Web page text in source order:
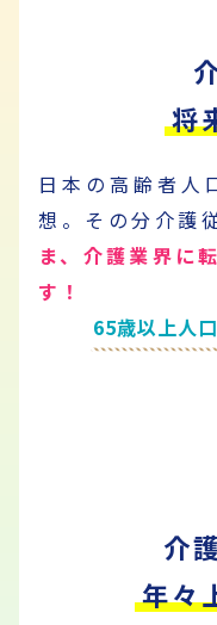
将
日本の高齢者人
想。 その分介護
ま、介護業界に
す！
65歳以上人
介
年々